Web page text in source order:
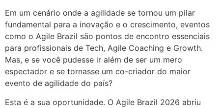
Em um cenário onde a agilidade se tornou um pilar
fundamental para a inovação e o crescimento, eventos
como o Agile Brazil são pontos de encontro essenciais
para profissionais de Tech, Agile Coaching e Growth.
Mas, e se você pudesse ir além de ser um mero
espectador e se tornasse um co-criador do maior
evento de agilidade do país?
Esta é a sua oportunidade. O Agile Brazil 2026 abriu